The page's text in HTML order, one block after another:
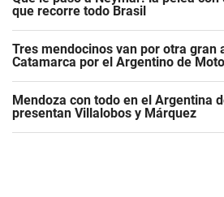
que recorre todo Brasil
Tres mendocinos van por otra gran
Catamarca por el Argentino de
Mendoza con todo en el Argentina
presentan Villalobos y Márquez